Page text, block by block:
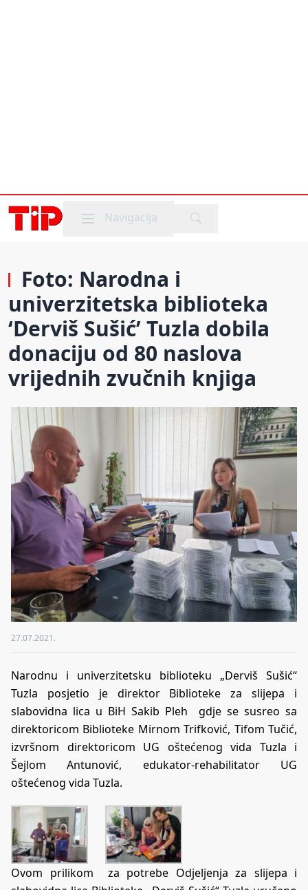
Mobile menu
Navigacija
Foto: Narodna i
univerzitetska biblioteka
‘Derviš Sušić’ Tuzla dobila
donaciju od 80 naslova
vrijednih zvučnih knjiga
27.07.2021.
Narodnu i univerzitetsku biblioteku „Derviš Sušić“
Tuzla posjetio je direktor Biblioteke za slijepa i
slabovidna lica u BiH Sakib Pleh gdje se susreo sa
direktoricom Biblioteke Mirnom Trifković, Tifom Tučić,
izvršnom direktoricom UG oštećenog vida Tuzla i
Šejlom Antunović, edukator-rehabilitator UG
oštećenog vida Tuzla.
Ovom prilikom za potrebe Odjeljenja za slijepa i